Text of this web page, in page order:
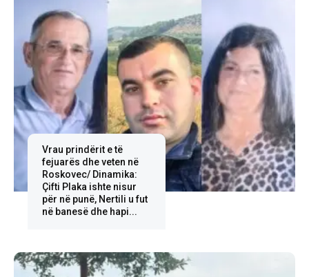
Vrau prindërit e të
fejuarës dhe veten në
Roskovec/ Dinamika:
Çifti Plaka ishte nisur
për në punë, Nertili u fut
në banesë dhe hapi...